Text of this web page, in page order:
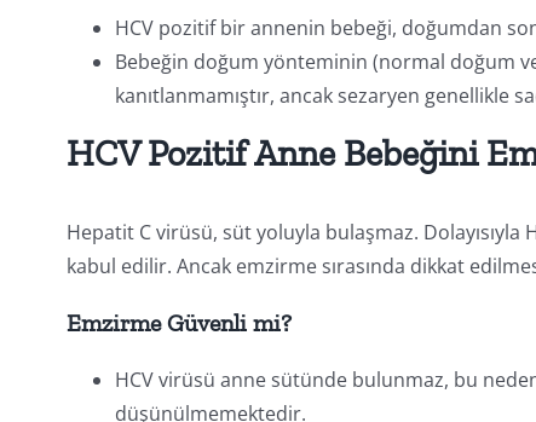
HCV pozitif bir annenin bebeği, doğumdan
Bebeğin doğum yönteminin (normal doğum
kanıtlanmamıştır, ancak sezaryen genellikle
HCV Pozitif Anne Bebeğini
Hepatit C virüsü, süt yoluyla bulaşmaz.
kabul edilir. Ancak emzirme sırasında dikkat
Emzirme Güvenli mi?
HCV virüsü anne sütünde bulunmaz, bu
düşünülmemektedir.